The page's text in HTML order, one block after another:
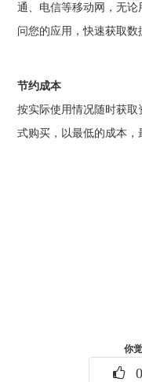
通、电信等移动网，无
问您的应用，快速获取数
节约成本
按实际使用情况随时获
式购买，以最低的成本，
你
0